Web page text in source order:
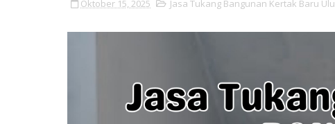
Oktober 15, 2025 Jasa Tukang Bangunan Kertak Baru Ulu